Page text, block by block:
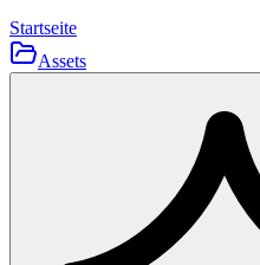
Startseite
Assets